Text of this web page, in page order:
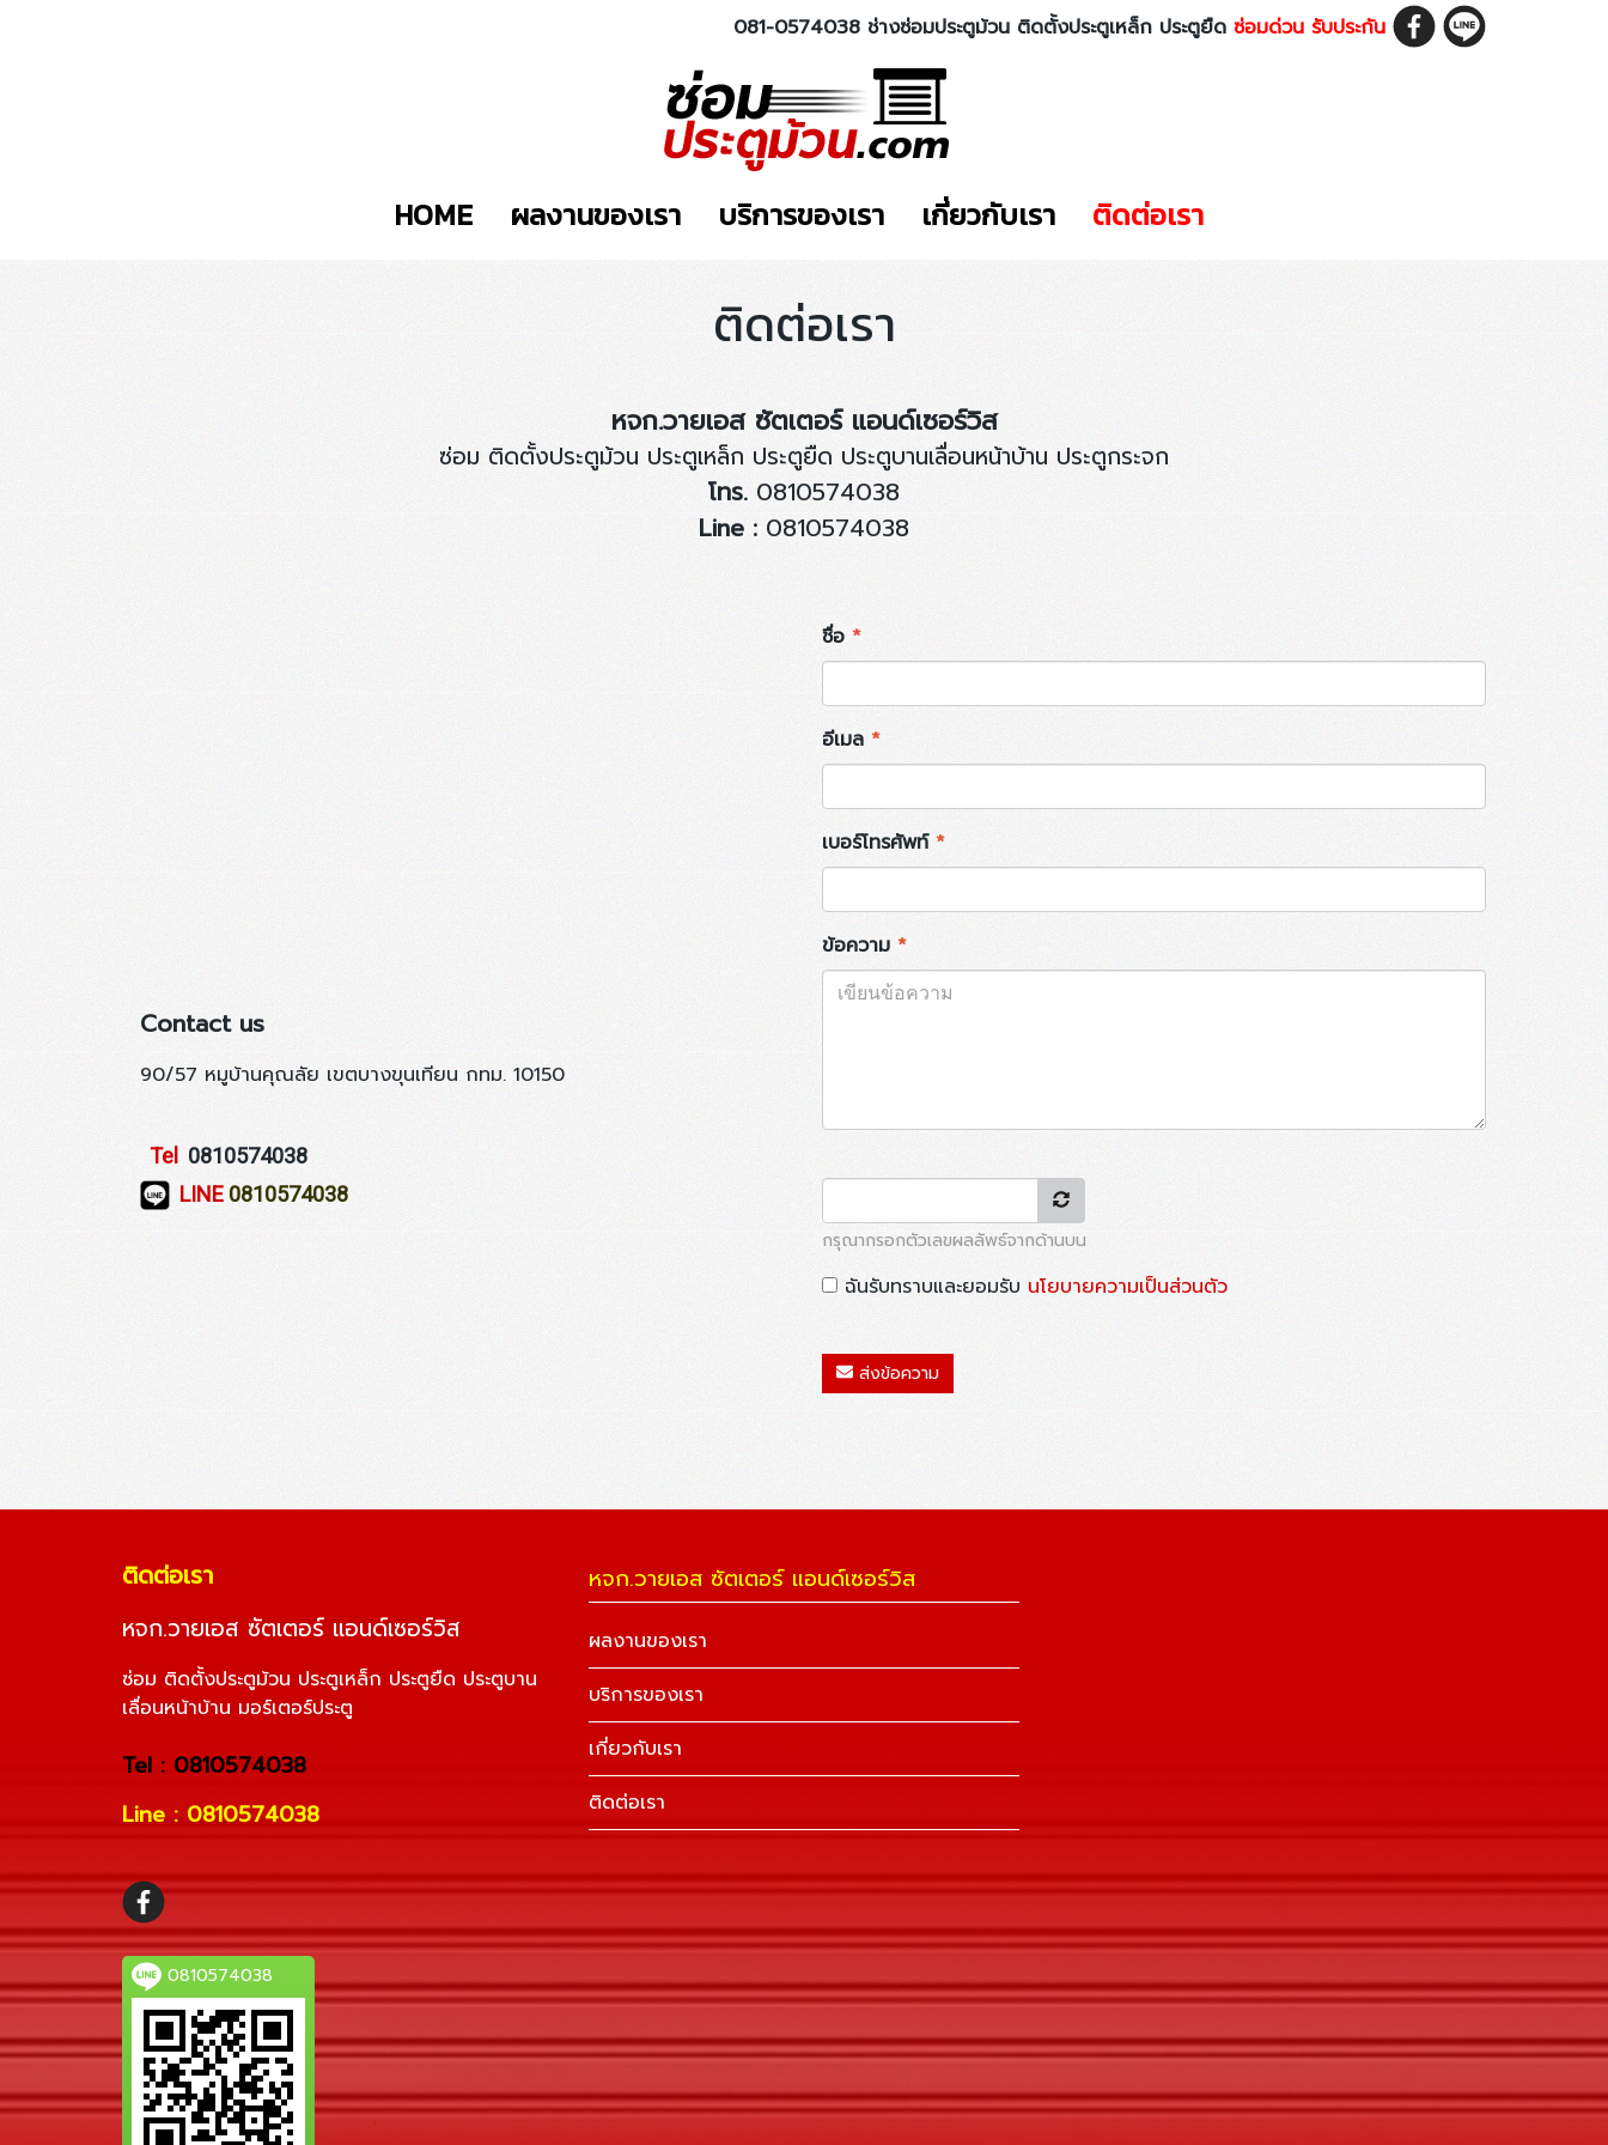
081-0574038 ช่างซ่อมประตูม้วน ติดตั้งประตูเหล็ก ประตูยืด ซ่อมด่วน รับประกัน
HOME ผลงานของเรา บริการของเรา เกี่ยวกับเรา ติดต่อเรา
ติดต่อเรา
หจก.วายเอส ซัตเตอร์ แอนด์เซอร์วิส
ซ่อม ติดตั้งประตูม้วน ประตูเหล็ก ประตูยืด ประตูบานเลื่อนหน้าบ้าน ประตูกระจก
โทร. 0810574038
Line : 0810574038
Contact us
90/57 หมูบ้านคุณลัย เขตบางขุนเทียน กทม. 10150
Tel 0810574038
LINE 0810574038
ชื่อ *
อีเมล *
เบอร์โทรศัพท์*
ข้อความ *
กรุณากรอกตัวเลขผลลัพธ์จากด้านบน
ฉันรับทราบและยอมรับ นโยบายความเป็นส่วนตัว
ส่งข้อความ
ติดต่อเรา
หจก.วายเอส ซัตเตอร์ แอนด์เซอร์วิส
ซ่อม ติดตั้งประตูม้วน ประตูเหล็ก ประตูยืด ประตูบาน
เลื่อนหน้าบ้าน มอร์เตอร์ประตู
Tel : 0810574038
Line : 0810574038
0810574038
หจก.วายเอส ซัตเตอร์ แอนด์เซอร์วิส
ผลงานของเรา
บริการของเรา
เกี่ยวกับเรา
ติดต่อเรา